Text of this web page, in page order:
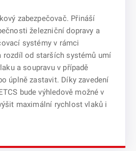
zabezpečovač. Přináší
železniční dopravy a
systémy v rámci
rozdíl od starších systémů umí
a soupravu v případě
úplně zastavit. Díky zavedení
bude výhledově možné v
maximální rychlost vlaků i